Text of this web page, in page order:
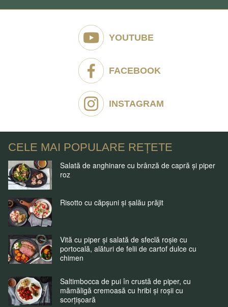
YOUTUBE
FACEBOOK
INSTAGRAM
CELE MAI POPULARE REȚETE
Salată de anghinare cu brânză de capră și piper
roz
Risotto cu căpșuni și șalău prăjit
Vită cu piper și salată de sfeclă roșie cu
portocală, alături de felii de cartof dulce cu
chimen
Saltimbocca de pui în crustă de piper, cu
mămăligă cremoasă cu hribi și roșii cu
scorțișoară